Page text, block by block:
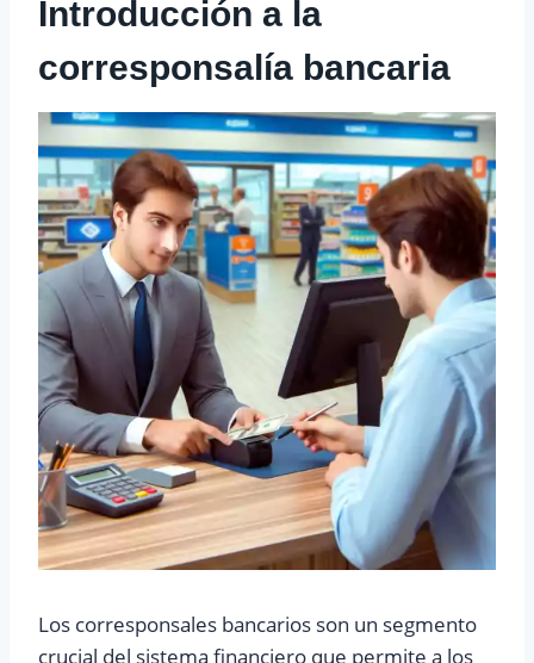
Introducción a la
corresponsalía bancaria
Los corresponsales bancarios son un segmento
crucial del sistema financiero que permite a los